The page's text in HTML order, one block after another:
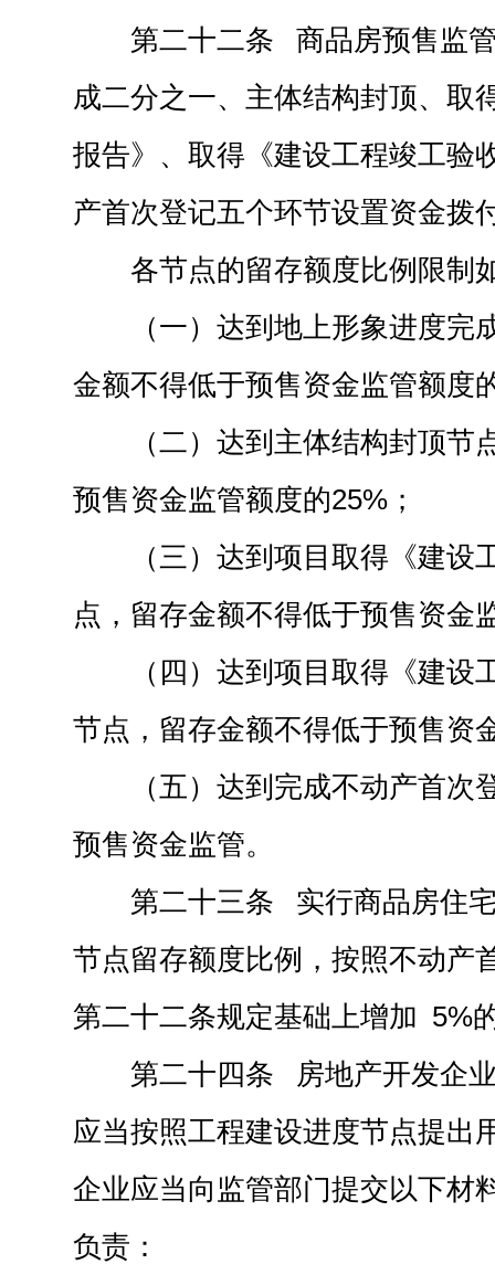
第二十二条 商品房预售监
成二分之一、主体结构封顶、取
报告》、取得《建设工程竣工验
产首次登记五个环节设置资金拨
各节点的留存额度比例限制
（一）达到地上形象进度
金额不得低于预售资金监管额度
（二）达到主体结构封顶
预售资金监管额度的25%；
（三）达到项目取得《建
点，留存金额不得低于预售资金
（四）达到项目取得《建
节点，留存金额不得低于预售资
（五）达到完成不动产首
预售资金监管。
第二十三条 实行商品房住
节点留存额度比例，按照不动产
第二十二条规定基础上增加 5%
第二十四条 房地产开发企
应当按照工程建设进度节点提出
企业应当向监管部门提交以下材
负责：